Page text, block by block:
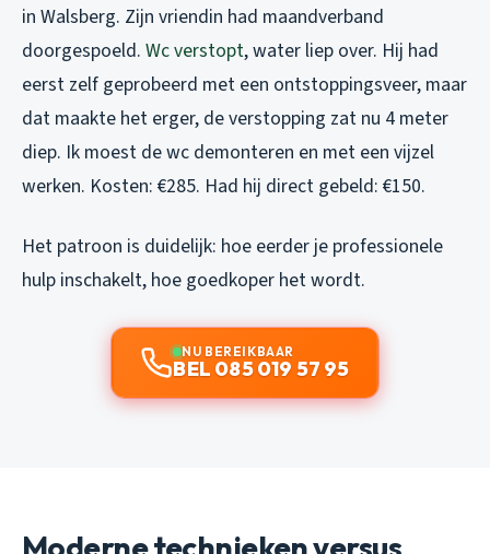
in Walsberg. Zijn vriendin had maandverband
doorgespoeld. Wc verstopt, water liep over. Hij had
eerst zelf geprobeerd met een ontstoppingsveer, maar
dat maakte het erger, de verstopping zat nu 4 meter
diep. Ik moest de wc demonteren en met een vijzel
werken. Kosten: €285. Had hij direct gebeld: €150.
Het patroon is duidelijk: hoe eerder je professionele
hulp inschakelt, hoe goedkoper het wordt.
NU BEREIKBAAR
BEL 085 019 57 95